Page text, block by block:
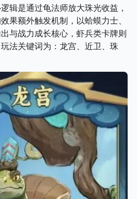
辑是通过龟法师放大珠光收益，
果额外触发机制，以蛤蟆力士、
与战力成长核心，虾兵类卡牌则
法关键词为：龙宫、近卫、珠